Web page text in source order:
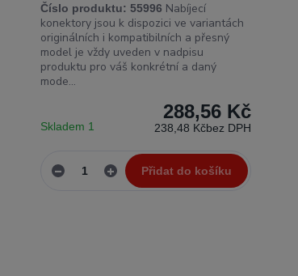
Číslo produktu: 55996 Nabíjecí
konektory jsou k dispozici ve variantách
originálních i kompatibilních a přesný
model je vždy uveden v nadpisu
produktu pro váš konkrétní a daný
mode...
288,56 Kč
238,48 Kčbez DPH
Skladem 1
Přidat do košíku